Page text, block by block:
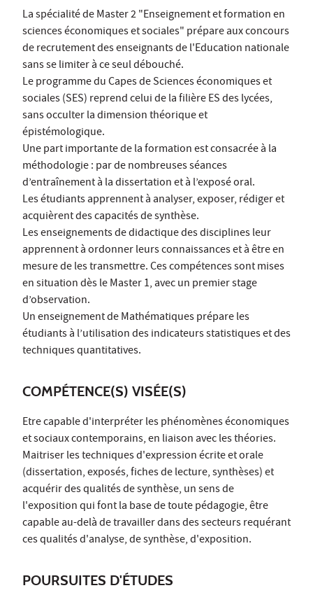
La spécialité de Master 2 "Enseignement et formation en
sciences économiques et sociales" prépare aux concours
de recrutement des enseignants de l'Education nationale
sans se limiter à ce seul débouché.
Le programme du Capes de Sciences économiques et
sociales (SES) reprend celui de la filière ES des lycées,
sans occulter la dimension théorique et
épistémologique.
Une part importante de la formation est consacrée à la
méthodologie : par de nombreuses séances
d’entraînement à la dissertation et à l’exposé oral.
Les étudiants apprennent à analyser, exposer, rédiger et
acquièrent des capacités de synthèse.
Les enseignements de didactique des disciplines leur
apprennent à ordonner leurs connaissances et à être en
mesure de les transmettre. Ces compétences sont mises
en situation dès le Master 1, avec un premier stage
d’observation.
Un enseignement de Mathématiques prépare les
étudiants à l’utilisation des indicateurs statistiques et des
techniques quantitatives.
COMPÉTENCE(S) VISÉE(S)
Etre capable d'interpréter les phénomènes économiques
et sociaux contemporains, en liaison avec les théories.
Maitriser les techniques d'expression écrite et orale
(dissertation, exposés, fiches de lecture, synthèses) et
acquérir des qualités de synthèse, un sens de
l'exposition qui font la base de toute pédagogie, être
capable au-delà de travailler dans des secteurs requérant
ces qualités d'analyse, de synthèse, d'exposition.
POURSUITES D'ÉTUDES